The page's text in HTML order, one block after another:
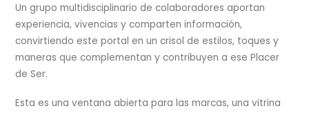
Un grupo multidisciplinario de colaboradores aportan
experiencia, vivencias y comparten información,
convirtiendo este portal en un crisol de estilos, toques y
maneras que complementan y contribuyen a ese Placer
de Ser.
Esta es una ventana abierta para las marcas, una vitrina